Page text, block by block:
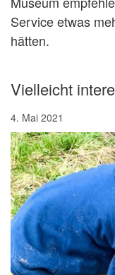
Service etwas
hätten.
Vielleicht
4. Mai 2021